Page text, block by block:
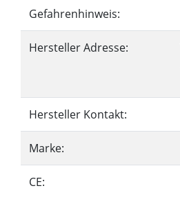
Gefahrenhinweis:
Hersteller Adresse:
Hersteller Kontakt:
Marke:
CE: